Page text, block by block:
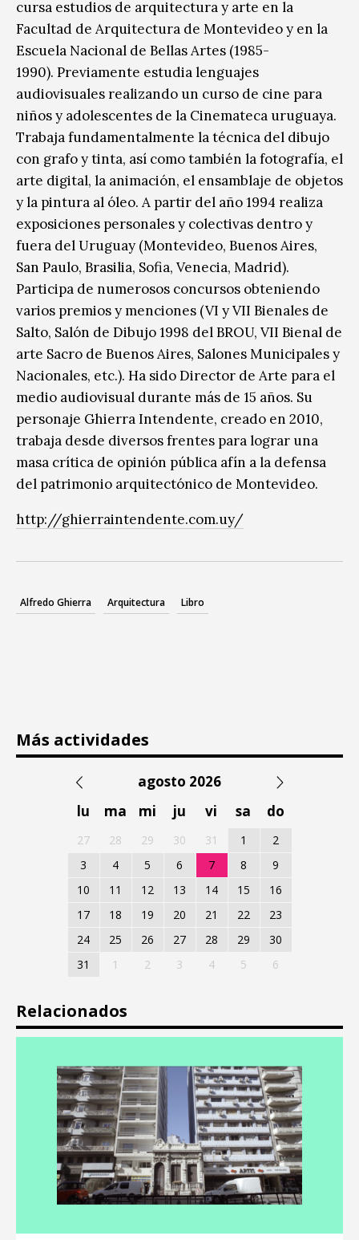
cursa estudios de arquitectura y arte en la
Facultad de Arquitectura de Montevideo y en la
Escuela Nacional de Bellas Artes (1985-
1990). Previamente estudia lenguajes
audiovisuales realizando un curso de cine para
niños y adolescentes de la Cinemateca uruguaya.
Trabaja fundamentalmente la técnica del dibujo
con grafo y tinta, así como también la fotografía, el
arte digital, la animación, el ensamblaje de objetos
y la pintura al óleo. A partir del año 1994 realiza
exposiciones personales y colectivas dentro y
fuera del Uruguay (Montevideo, Buenos Aires,
San Paulo, Brasilia, Sofia, Venecia, Madrid).
Participa de numerosos concursos obteniendo
varios premios y menciones (VI y VII Bienales de
Salto, Salón de Dibujo 1998 del BROU, VII Bienal de
arte Sacro de Buenos Aires, Salones Municipales y
Nacionales, etc.). Ha sido Director de Arte para el
medio audiovisual durante más de 15 años. Su
personaje Ghierra Intendente, creado en 2010,
trabaja desde diversos frentes para lograr una
masa crítica de opinión pública afín a la defensa
del patrimonio arquitectónico de Montevideo.
http://ghierraintendente.com.uy/
Alfredo Ghierra Arquitectura Libro
Más actividades
agosto 2026
lu
ma mi ju vi sa do
27 28 29 30 31 1
2
3
4 5 6 7 8
9
10
11 12 13 14 15
16
17
18 19 20 21 22
23
24
25 26 27 28 29
30
31
1 2 3 4 5 6
Relacionados